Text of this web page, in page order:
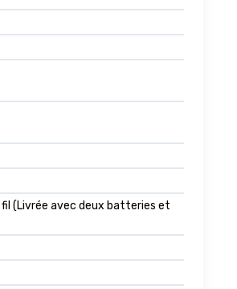
fil (Livrée avec deux batteries et